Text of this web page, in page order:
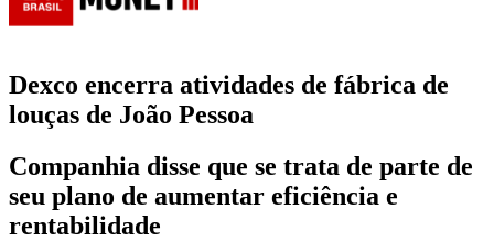
Dexco encerra atividades de fábrica de
louças de João Pessoa
Companhia disse que se trata de parte de
seu plano de aumentar eficiência e
rentabilidade